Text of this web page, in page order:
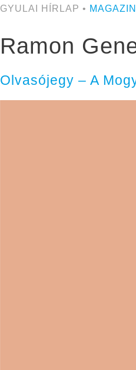
GYULAI HÍRLAP • MAGAZIN
Ramon
Olvasójegy – A